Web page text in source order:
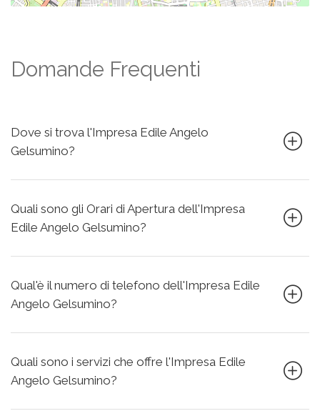
Domande Frequenti
Dove si trova l'Impresa Edile Angelo
Gelsumino?
Quali sono gli Orari di Apertura dell'Impresa
Edile Angelo Gelsumino?
Qual'è il numero di telefono dell'Impresa Edile
Angelo Gelsumino?
Quali sono i servizi che offre l'Impresa Edile
Angelo Gelsumino?